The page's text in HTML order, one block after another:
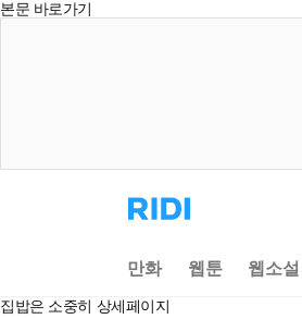
본문 바로가기
리
디
으
로
동
만화 웹툰 웹소설
집밥은 소중히 상세페이지